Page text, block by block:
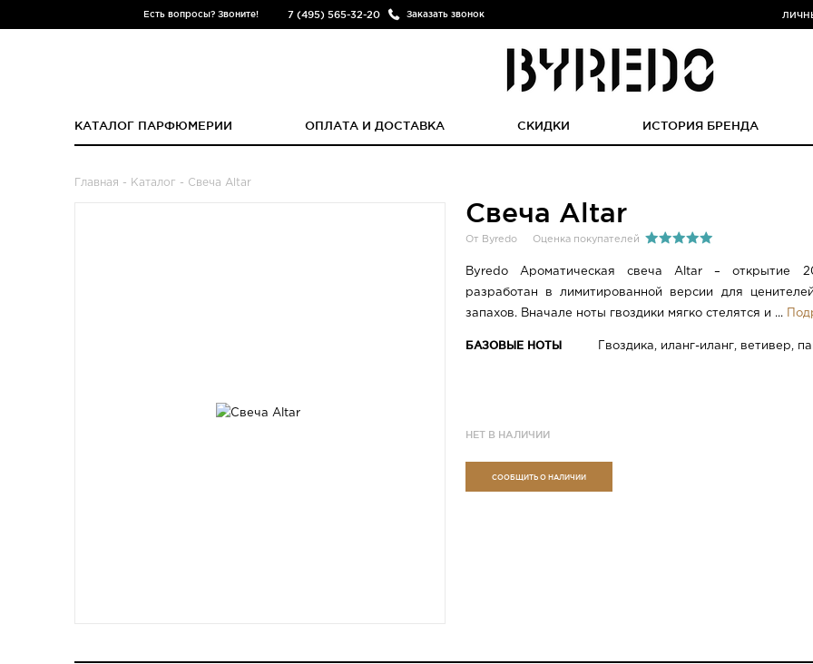
Есть вопросы? Звоните! 7 (495) 565-32-20 Заказать звонок
КАТАЛОГ ПАРФЮМЕРИИ ОПЛАТА И ДОСТАВКА СКИДКИ ИСТОРИЯ БРЕНДА
Главная - Каталог - Свеча Altar
Свеча Altar
От Byredo Оценка покупателей
Byredo Ароматическая свеча Altar – открытие
разработан в лимитированной версии для
запахов. Вначале ноты гвоздики мягко стелятся и ...
БАЗОВЫЕ НОТЫ Гвоздика, иланг-иланг, ветивер,
НЕТ В НАЛИЧИИ
СООБЩИТЬ О НАЛИЧИИ